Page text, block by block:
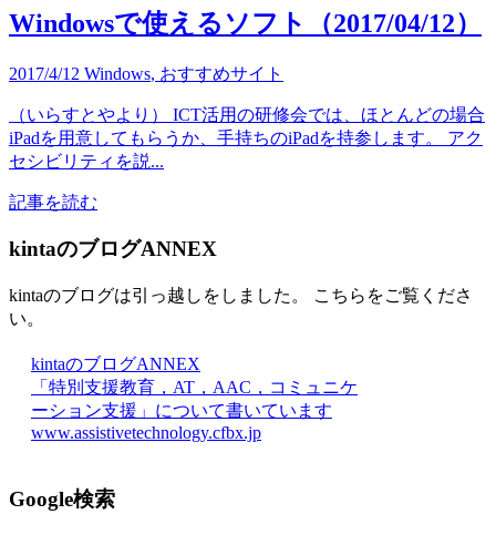
Windowsで使えるソフト（2017/04/12）
2017/4/12 Windows, おすすめサイト
（いらすとやより） ICT活用の研修会では、ほとんどの場合
iPadを用意してもらうか、手持ちのiPadを持参します。 アク
セシビリティを説...
記事を読む
kintaのブログANNEX
kintaのブログは引っ越しをしました。 こちらをご覧くださ
い。
kintaのブログANNEX
「特別支援教育，AT，AAC，コミュニケ
ーション支援」について書いています
www.assistivetechnology.cfbx.jp
Google検索